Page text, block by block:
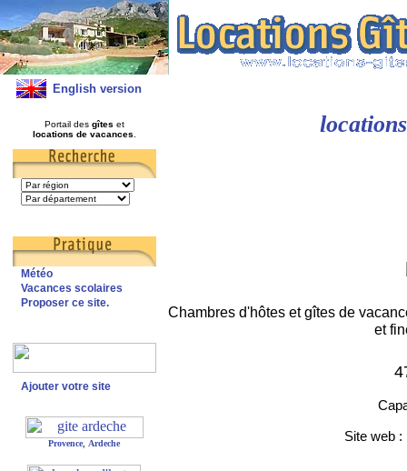
English version
Portail des gîtes et
locations de vacances
Météo
Vacances scolaires
Proposer ce site.
Ajouter votre site
Provence Ardeche
Chambres d'hôtes et gîtes de
et
Site web :